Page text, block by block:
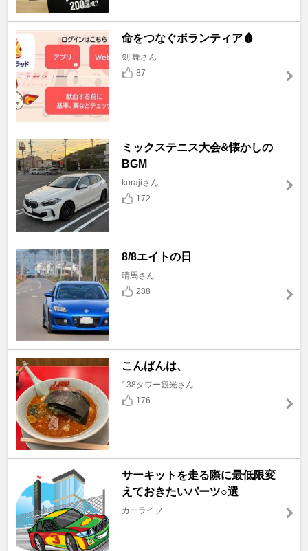
命をつなぐボランティア🩸
剣 舞さん
87
ミックステニス大会&懐かしの
BGM
kurajiさん
172
8/8エイトの日
晴馬さん
288
こんばんは、
138タワー観光さん
176
サーキットを走る際に最低限変
えておきたいパーツ○選
カーライフ